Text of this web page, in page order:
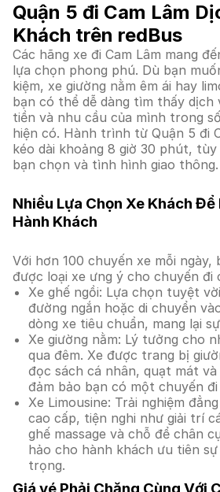
Quận 5 đi Cam Lâm
Khách trên redBus
Các hãng xe đi Cam Lâm mang
lựa chọn phong phú. Dù bạn
kiệm, xe giường nằm êm ái hay
bạn có thể dễ dàng tìm thấy dịch
tiền và nhu cầu của mình trong
hiện có. Hành trình từ Quận 5 đi
kéo dài khoảng 8 giờ 30 phút,
bạn chọn và tình hình giao thông.
Nhiều Lựa Chọn Xe Khách
Hành Khách
Với hơn 100 chuyến xe mỗi ngày,
được loại xe ưng ý cho chuyến đi
Xe ghế ngồi: Lựa chọn tuyệt
đường ngắn hoặc di chuyển
dòng xe tiêu chuẩn, mang lại
Xe giường nằm: Lý tưởng cho
qua đêm. Xe được trang bị
đọc sách cá nhân, quạt mát
đảm bảo bạn có một chuyến
Xe Limousine: Trải nghiệm
cao cấp, tiện nghi như giải trí
ghế massage và chỗ để chân
hảo cho hành khách ưu tiên
trọng.